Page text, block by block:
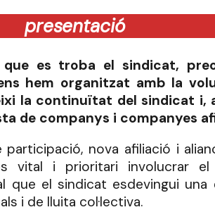
presentació
que es troba el sindicat,
hem organitzat amb la
la continuïtat del sindicat i,
de companys i companyes
participació, nova afiliació i
vital i prioritari involucrar
que el sindicat esdevingui
i de lluita col·lectiva.